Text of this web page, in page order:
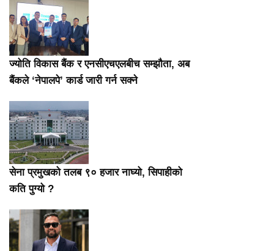
ज्योति विकास बैंक र एनसीएचएलबीच सम्झौता, अब
बैंकले ‘नेपालपे’ कार्ड जारी गर्न सक्ने
सेना प्रमुखको तलब ९० हजार नाघ्यो, सिपाहीको
कति पुग्यो ?